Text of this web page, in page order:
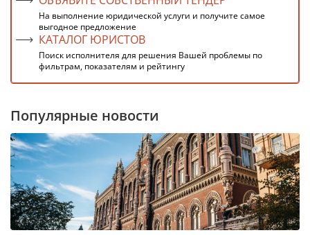
На выполнение юридической услуги и получите самое
выгодное предложение
КАТАЛОГ ЮРИСТОВ
Поиск исполнителя для решения Вашей проблемы по
фильтрам, показателям и рейтингу
Популярные новости